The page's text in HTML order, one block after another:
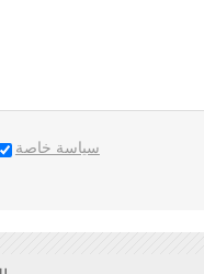
سياسة خاصة